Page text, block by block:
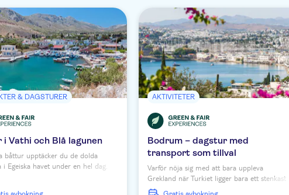
& DAGSTURER
Vathi och Blå lagunen
båttur upptäcker du de dolda
i Egeiska havet under en hel dag.
lunch på en traditionell taverna och
AKTIVITETER
Bodrum – dagstur med
transport som tillval
Varför nöja sig med att bara uppleva
Grekland när Turkiet ligger bara ett stenkast
bort? Ta en tur till Bodrum där du kan följa